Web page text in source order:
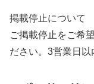
掲載停止について
ご掲載停止をご希
ださい。3営業日以